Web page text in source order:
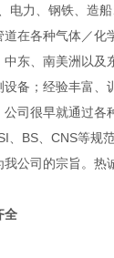
力、钢铁、造
在各种气体／
中东、南美洲以
；经验丰富、
司很早就通过各
、BS、CNS等规
公司的宗旨。热
全